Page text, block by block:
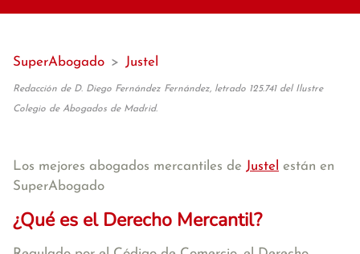
SuperAbogado > Justel
Redacción de D. Diego Fernández Fernández, letrado 125.741 del Ilustre
Colegio de Abogados de Madrid.
Los mejores abogados mercantiles de Justel están en
SuperAbogado
¿Qué es el Derecho Mercantil?